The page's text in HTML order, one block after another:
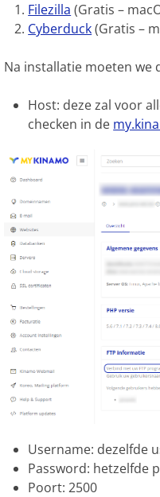
Filezilla (Gratis –
Cyberduck(Gratis –
Na installatie moeten we
Host: deze zal voor
checken in de
Username: dezelfde
Password: hetzelfde
Poort: 2500